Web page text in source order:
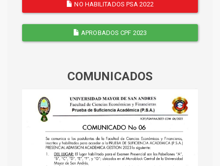
NO HABILITADOS PSA 2022
APROBADOS CPF 2023
COMUNICADOS